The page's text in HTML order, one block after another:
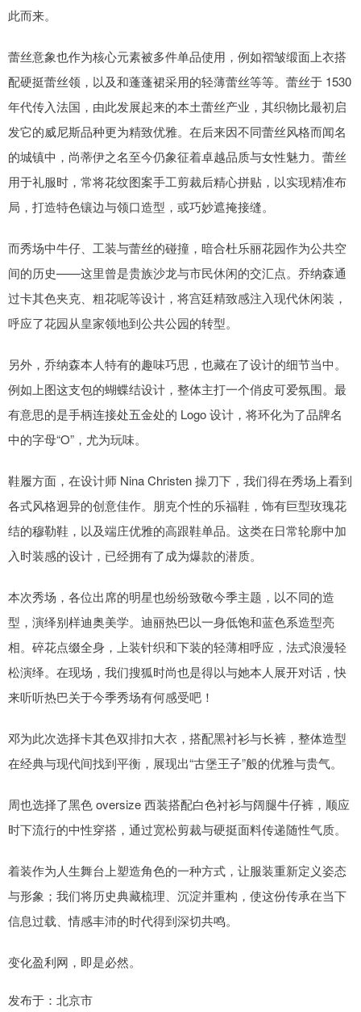
此而来。
蕾丝意象也作为核心元素被多件单品使用，例如褶皱缎面上衣搭
配硬挺蕾丝领，以及和蓬蓬裙采用的轻薄蕾丝等等。蕾丝于 1530
年代传入法国，由此发展起来的本土蕾丝产业，其织物比最初启
发它的威尼斯品种更为精致优雅。在后来因不同蕾丝风格而闻名
的城镇中，尚蒂伊之名至今仍象征着卓越品质与女性魅力。蕾丝
用于礼服时，常将花纹图案手工剪裁后精心拼贴，以实现精准布
局，打造特色镶边与领口造型，或巧妙遮掩接缝。
而秀场中牛仔、工装与蕾丝的碰撞，暗合杜乐丽花园作为公共空
间的历史——这里曾是贵族沙龙与市民休闲的交汇点。乔纳森通
过卡其色夹克、粗花呢等设计，将宫廷精致感注入现代休闲装，
呼应了花园从皇家领地到公共公园的转型。
另外，乔纳森本人特有的趣味巧思，也藏在了设计的细节当中。
例如上图这支包的蝴蝶结设计，整体主打一个俏皮可爱氛围。最
有意思的是手柄连接处五金处的 Logo 设计，将环化为了品牌名
中的字母“O”，尤为玩味。
鞋履方面，在设计师 Nina Christen 操刀下，我们得在秀场上看到
各式风格迥异的创意佳作。朋克个性的乐福鞋，饰有巨型玫瑰花
结的穆勒鞋，以及端庄优雅的高跟鞋单品。这类在日常轮廓中加
入时装感的设计，已经拥有了成为爆款的潜质。
本次秀场，各位出席的明星也纷纷致敬今季主题，以不同的造
型，演绎别样迪奥美学。迪丽热巴以一身低饱和蓝色系造型亮
相。碎花点缀全身，上装针织和下装的轻薄相呼应，法式浪漫轻
松演绎。在现场，我们搜狐时尚也是得以与她本人展开对话，快
来听听热巴关于今季秀场有何感受吧！
邓为此次选择卡其色双排扣大衣，搭配黑衬衫与长裤，整体造型
在经典与现代间找到平衡，展现出“古堡王子”般的优雅与贵气。
周也选择了黑色 oversize 西装搭配白色衬衫与阔腿牛仔裤，顺应
时下流行的中性穿搭，通过宽松剪裁与硬挺面料传递随性气质。
着装作为人生舞台上塑造角色的一种方式，让服装重新定义姿态
与形象；我们将历史典藏梳理、沉淀并重构，使这份传承在当下
信息过载、情感丰沛的时代得到深切共鸣。
变化盈利网，即是必然。
发布于：北京市